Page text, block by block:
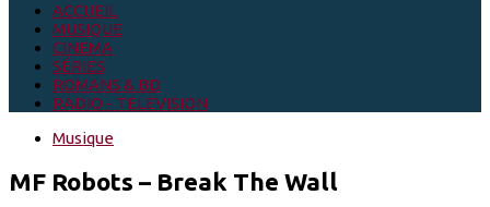
ACCUEIL
MUSIQUE
CINEMA
SÉRIES
ROMANS & BD
RADIO - TELEVISION
Musique
MF Robots – Break The Wall